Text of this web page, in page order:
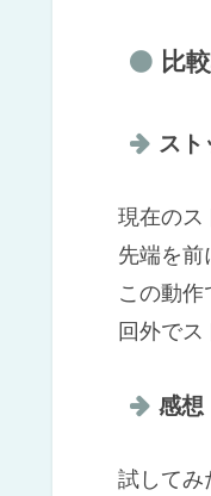
比
スト
現在のス
先端を前
この動
回外でス
感想
試してみ